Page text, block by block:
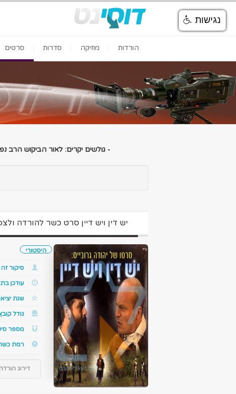
הורדות מוזיקה סדרות סרטים
- גולשים יקרים: לאור הביקוש הרב
יש דין ויש דיין סרט כשר להורדה
היסטורי
סיקור זה
עודכן
שנת
גודל
מספר
רמת
דירוג הורדה
נגישות